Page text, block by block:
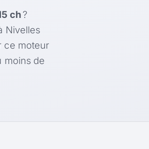
ch?
Nivelles
ce moteur
moins de